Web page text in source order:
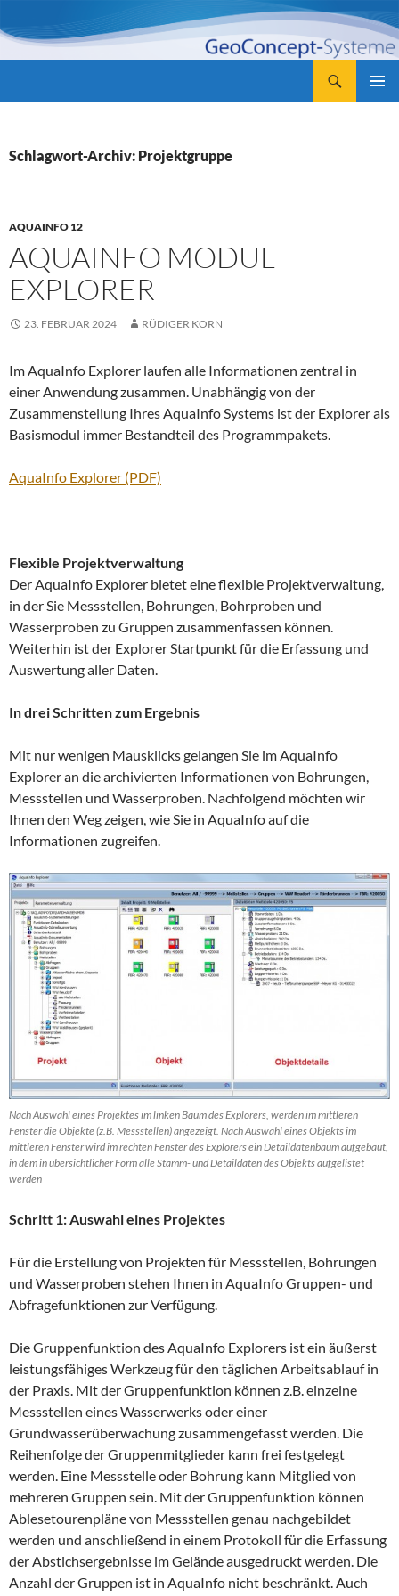
Inhalt
springen
Schlagwort-Archiv: Projektgruppe
AQUAINFO 12
AQUAINFO MODUL
EXPLORER
23. FEBRUAR 2024 RÜDIGER KORN
Im AquaInfo Explorer laufen alle Informationen zentral in
einer Anwendung zusammen. Unabhängig von der
Zusammenstellung Ihres AquaInfo Systems ist der Explorer als
Basismodul immer Bestandteil des Programmpakets.
AquaInfo Explorer (PDF)
Flexible Projektverwaltung
Der AquaInfo Explorer bietet eine flexible Projektverwaltung,
in der Sie Messstellen, Bohrungen, Bohrproben und
Wasserproben zu Gruppen zusammenfassen können.
Weiterhin ist der Explorer Startpunkt für die Erfassung und
Auswertung aller Daten.
In drei Schritten zum Ergebnis
Mit nur wenigen Mausklicks gelangen Sie im AquaInfo
Explorer an die archivierten Informationen von Bohrungen,
Messstellen und Wasserproben. Nachfolgend möchten wir
Ihnen den Weg zeigen, wie Sie in AquaInfo auf die
Informationen zugreifen.
Nach Auswahl eines Projektes im linken Baum des Explorers, werden im mittleren
Fenster die Objekte (z.B. Messstellen) angezeigt. Nach Auswahl eines Objekts im
mittleren Fenster wird im rechten Fenster des Explorers ein Detaildatenbaum aufgebaut,
in dem in übersichtlicher Form alle Stamm- und Detaildaten des Objekts aufgelistet
werden
Schritt 1: Auswahl eines Projektes
Für die Erstellung von Projekten für Messstellen, Bohrungen
und Wasserproben stehen Ihnen in AquaInfo Gruppen- und
Abfragefunktionen zur Verfügung.
Die Gruppenfunktion des AquaInfo Explorers ist ein äußerst
leistungsfähiges Werkzeug für den täglichen Arbeitsablauf in
der Praxis. Mit der Gruppenfunktion können z.B. einzelne
Messstellen eines Wasserwerks oder einer
Grundwasserüberwachung zusammengefasst werden. Die
Reihenfolge der Gruppenmitglieder kann frei festgelegt
werden. Eine Messstelle oder Bohrung kann Mitglied von
mehreren Gruppen sein. Mit der Gruppenfunktion können
Ablesetourenpläne von Messstellen genau nachgebildet
werden und anschließend in einem Protokoll für die Erfassung
der Abstichsergebnisse im Gelände ausgedruckt werden. Die
Anzahl der Gruppen ist in AquaInfo nicht beschränkt. Auch